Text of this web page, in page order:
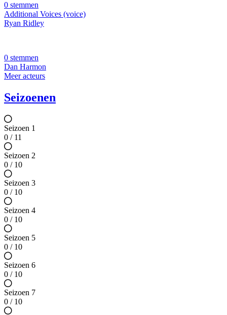
0 stemmen
Additional Voices (voice)
Ryan Ridley
0 stemmen
Dan Harmon
Meer acteurs
Seizoenen
Seizoen 1
0 / 11
Seizoen 2
0 / 10
Seizoen 3
0 / 10
Seizoen 4
0 / 10
Seizoen 5
0 / 10
Seizoen 6
0 / 10
Seizoen 7
0 / 10